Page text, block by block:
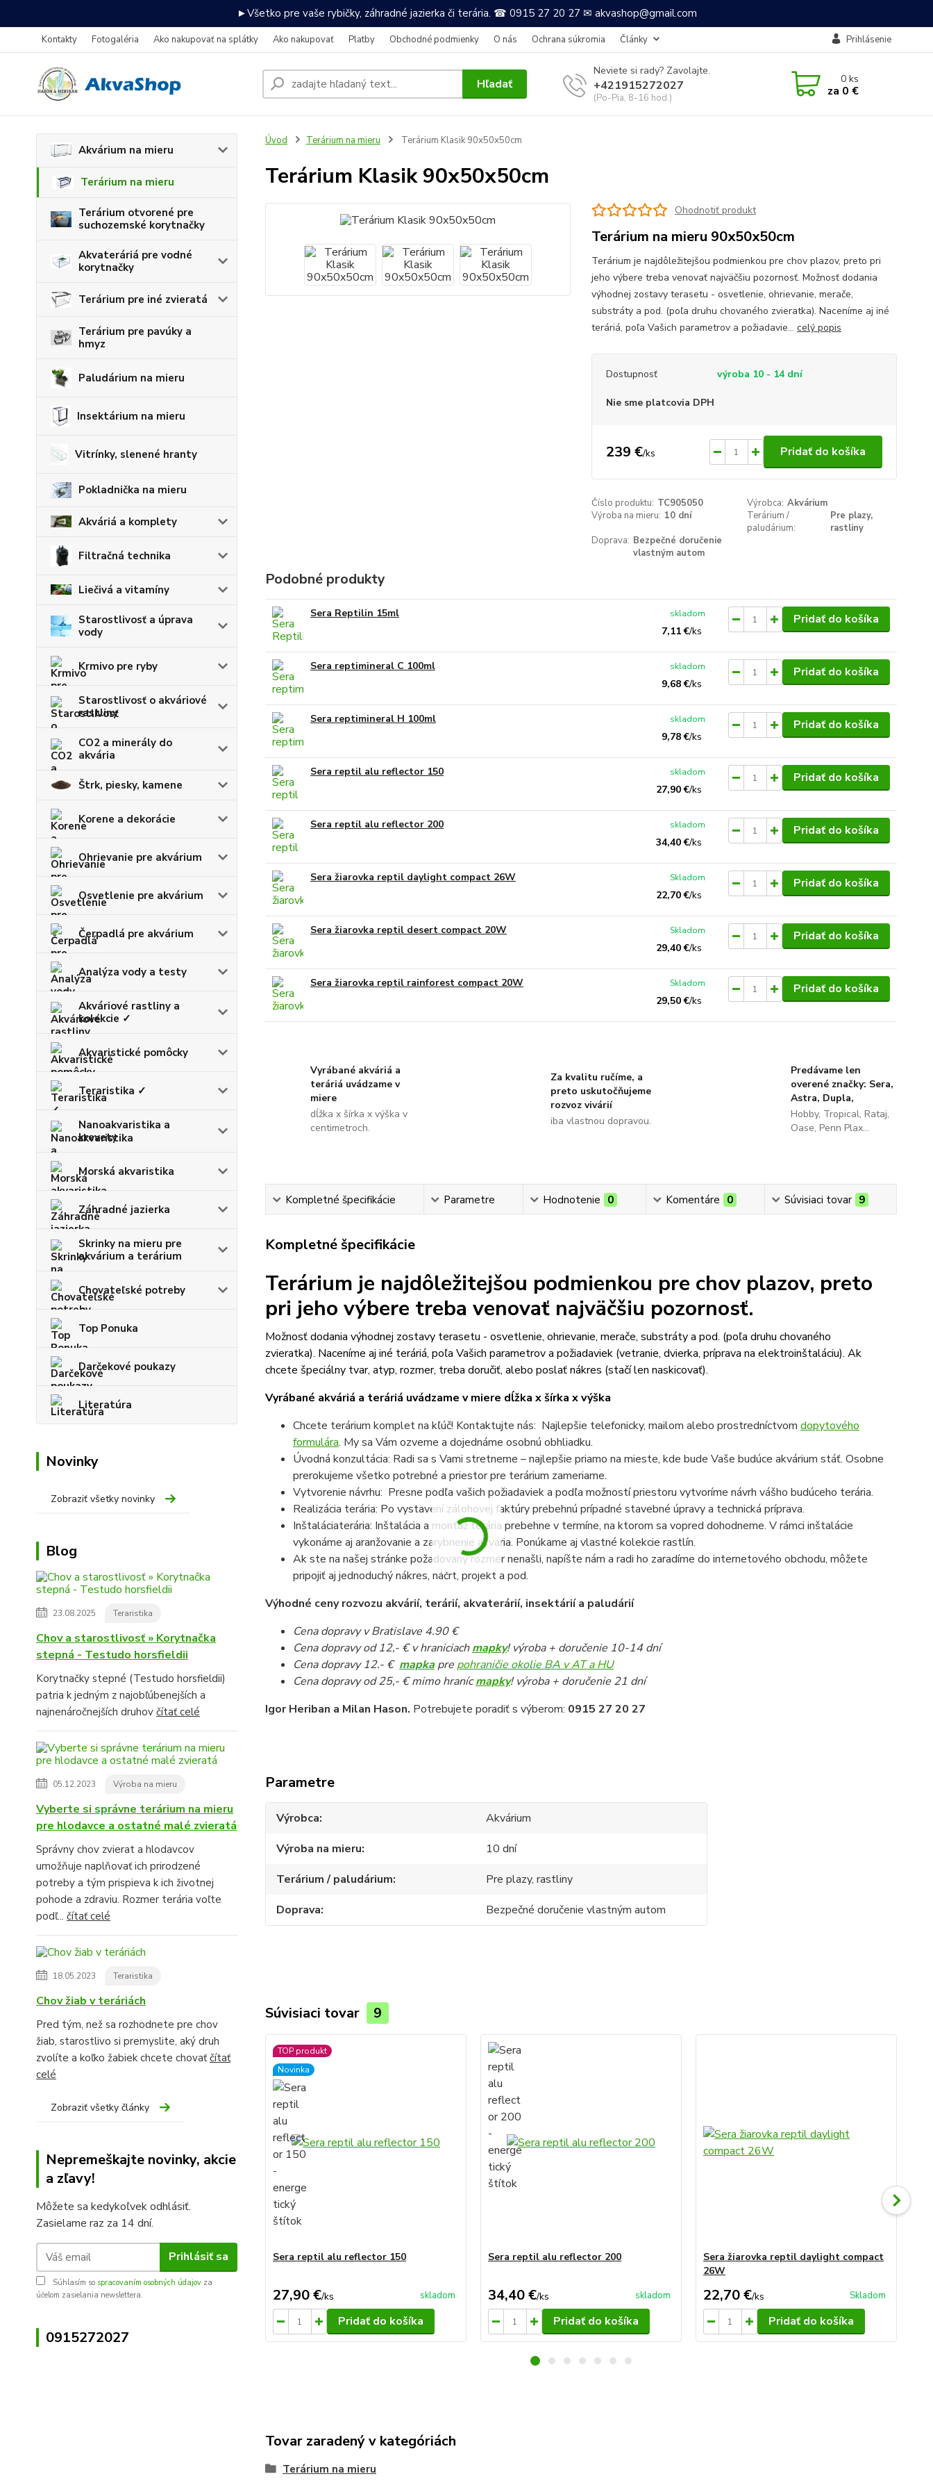
►Všetko pre vaše rybičky, záhradné jazierka či terária. ☎ 0915 27 20 27 ✉ akvashop@gmail.com
Kontakty Fotogaléria Ako nakupovať na splátky Ako nakupovať Platby Obchodné podmienky O nás Ochrana súkromia Články Prihlásenie
Hľadať
Neviete si rady? Zavolajte.
+421915272027
(Po-Pia, 8-16 hod.)
0ks
za 0 €
Akvárium na mieru
Terárium na mieru
Terárium otvorené pre
suchozemské korytnačky
Akvateráriá pre vodné
korytnačky
Terárium pre iné zvieratá
Terárium pre pavúky a
hmyz
Paludárium na mieru
Insektárium na mieru
Vitrínky, slenené hranty
Pokladnička na mieru
Akváriá a komplety
Filtračná technika
Liečivá a vitamíny
Starostlivosť a úprava
vody
Krmivo pre ryby
Starostlivosť o akváriové
rastliny
CO2 a minerály do
akvária
Štrk, piesky, kamene
Korene a dekorácie
Ohrievanie pre akvárium
Osvetlenie pre akvárium
Čerpadlá pre akvárium
Analýza vody a testy
Akváriové rastliny a
kolekcie ✓
Akvaristické pomôcky
Teraristika ✓
Nanoakvaristika a
krevety
Morská akvaristika
Záhradné jazierka
Skrinky na mieru pre
akvárium a terárium
Chovateľské potreby
Top Ponuka
Darčekové poukazy
Literatúra
Novinky
Zobraziť všetky novinky
Blog
23.08.2025 Teraristika
Chov a starostlivosť » Korytnačka
stepná - Testudo horsfieldii
Korytnačky stepné (Testudo horsfieldii)
patria k jedným z najobľúbenejších a
najnenáročnejších druhov čítať celé
05.12.2023 Výroba na mieru
Vyberte si správne terárium na mieru
pre hlodavce a ostatné malé zvieratá
Správny chov zvierat a hlodavcov
umožňuje naplňovať ich prirodzené
potreby a tým prispieva k ich životnej
pohode a zdraviu. Rozmer terária voľte
podľ... čítať celé
18.05.2023 Teraristika
Chov žiab v teráriách
Pred tým, než sa rozhodnete pre chov
žiab, starostlivo si premyslite, aký druh
zvolíte a koľko žabiek chcete chovaťčítať
celé
Zobraziť všetky články
Nepremeškajte novinky, akcie
a zľavy!
Môžete sa kedykoľvek odhlásiť.
Zasielame raz za 14 dní.
Prihlásiť sa
Súhlasím so spracovaním osobných údajov za
účelom zasielania newslettera.
0915272027
Úvod Terárium na mieru Terárium Klasik 90x50x50cm
Terárium Klasik 90x50x50cm
Ohodnotiť produkt
Terárium na mieru 90x50x50cm
Terárium je najdôležitejšou podmienkou pre chov plazov, preto pri
jeho výbere treba venovať najväčšiu pozornosť. Možnosť dodania
výhodnej zostavy terasetu - osvetlenie, ohrievanie, merače,
substráty a pod. (poľa druhu chovaného zvieratka). Naceníme aj iné
teráriá, poľa Vašich parametrov a požiadavie... celý popis
Dostupnosť výroba 10 - 14 dní
Nie sme platcovia DPH
239 €/ks Pridať do košíka
Číslo produktu: TC905050 Výrobca: Akvárium
Výroba na mieru: 10 dní
Terárium /
paludárium:
Pre plazy,
rastliny
Doprava: Bezpečné doručenie
vlastným autom
Podobné produkty
Sera Reptilin 15ml
7,11 €/ks
skladom Pridať do košíka
Sera reptimineral C 100ml
9,68 €/ks
skladom Pridať do košíka
Sera reptimineral H 100ml
9,78 €/ks
skladom Pridať do košíka
Sera reptil alu reflector 150
27,90 €/ks
skladom Pridať do košíka
Sera reptil alu reflector 200
34,40 €/ks
skladom Pridať do košíka
Sera žiarovka reptil daylight compact 26W
22,70 €/ks
Skladom Pridať do košíka
Sera žiarovka reptil desert compact 20W
29,40 €/ks
Skladom Pridať do košíka
Sera žiarovka reptil rainforest compact 20W
29,50 €/ks
Skladom Pridať do košíka
Vyrábané akváriá a
teráriá uvádzame v
miere
dĺžka x šírka x výška v
centimetroch.
Za kvalitu ručíme, a
preto uskutočňujeme
rozvoz vivárií
iba vlastnou dopravou.
Predávame len
overené značky: Sera,
Astra, Dupla,
Hobby, Tropical, Rataj,
Oase, Penn Plax...
Kompletné špecifikácie Parametre Hodnotenie 0 Komentáre 0 Súvisiaci tovar 9
Kompletné špecifikácie
Terárium je najdôležitejšou podmienkou pre chov plazov, preto
pri jeho výbere treba venovať najväčšiu pozornosť.
Možnosť dodania výhodnej zostavy terasetu - osvetlenie, ohrievanie, merače, substráty a pod. (poľa druhu chovaného
zvieratka). Naceníme aj iné teráriá, poľa Vašich parametrov a požiadaviek (vetranie, dvierka, príprava na elektroinštaláciu). Ak
chcete špeciálny tvar, atyp, rozmer, treba doručiť, alebo poslať nákres (stačí len naskicovať).
Vyrábané akváriá a teráriá uvádzame v miere dĺžka x šírka x výška
Chcete terárium komplet na kľúč! Kontaktujte nás: Najlepšie telefonicky, mailom alebo prostredníctvom dopytového
formulára. My sa Vám ozveme a dojednáme osobnú obhliadku.
Úvodná konzultácia: Radi sa s Vami stretneme – najlepšie priamo na mieste, kde bude Vaše budúce akvárium stáť. Osobne
prerokujeme všetko potrebné a priestor pre terárium zameriame.
Vytvorenie návrhu: Presne podľa vašich požiadaviek a podľa možností priestoru vytvoríme návrh vášho budúceho terária.
Realizácia terária: Po vystavení zálohovej faktúry prebehnú prípadné stavebné úpravy a technická príprava.
Inštaláciaterária: Inštalácia a montáž terária prebehne v termíne, na ktorom sa vopred dohodneme. V rámci inštalácie
vykonáme aj aranžovanie a zarybnenie akvária. Ponúkame aj vlastné kolekcie rastlín.
Ak ste na našej stránke požadovaný rozmer nenašli, napíšte nám a radi ho zaradíme do internetového obchodu, môžete
pripojiť aj jednoduchý nákres, náčrt, projekt a pod.
Výhodné ceny rozvozu akvárií, terárií, akvaterárií, insektárií a paludárií
Cena dopravy v Bratislave 4.90 €
Cena dopravy od 12,- € v hraniciachmapky! výroba + doručenie 10-14 dní
Cena dopravy 12.- € mapkapre pohraničie okolie BA v AT a HU
Cena dopravy od 25,- € mimo hranícmapky! výroba + doručenie 21 dní
Igor Heriban a Milan Hason. Potrebujete poradiť s výberom: 0915 27 20 27
Parametre
Výrobca
Akvárium
Výroba na mieru
10 dní
Terárium / paludárium
Pre plazy, rastliny
Doprava
Bezpečné doručenie vlastným autom
Súvisiaci tovar 9
TOP produkt
Novinka
Sera reptil alu reflector 150
27,90 €/ks skladom
Pridať do košíka
Sera reptil alu reflector 200
34,40 €/ks skladom
Pridať do košíka
Sera žiarovka reptil daylight compact
26W
22,70 €/ks Skladom
Pridať do košíka
Tovar zaradený v kategóriách
Terárium na mieru